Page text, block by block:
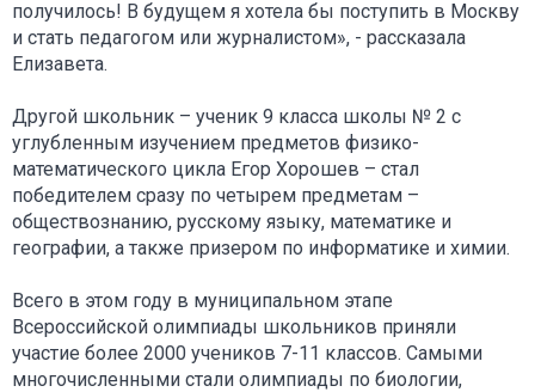
получилось! В будущем я хотела бы поступить в Москву
и стать педагогом или журналистом», - рассказала
Елизавета.
Другой школьник – ученик 9 класса школы № 2 с
углубленным изучением предметов физико-
математического цикла Егор Хорошев – стал
победителем сразу по четырем предметам –
обществознанию, русскому языку, математике и
географии, а также призером по информатике и химии.
Всего в этом году в муниципальном этапе
Всероссийской олимпиады школьников приняли
участие более 2000 учеников 7-11 классов. Самыми
многочисленными стали олимпиады по биологии,